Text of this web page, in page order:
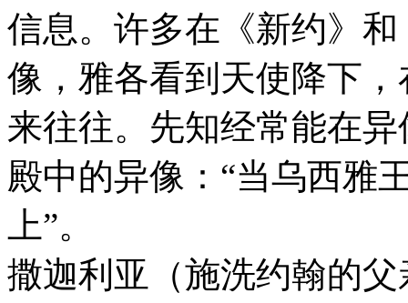
信息。许多在《新约》
像，雅各看到天使降下
来往往。先知经常能在
殿中的异像：“当乌西雅
上”。
撒迦利亚（施洗约翰的